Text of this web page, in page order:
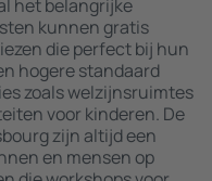
het belangrijke
kunnen gratis
die perfect bij hun
hogere standaard
zoals welzijnsruimtes
voor kinderen. De
zijn altijd een
en mensen op